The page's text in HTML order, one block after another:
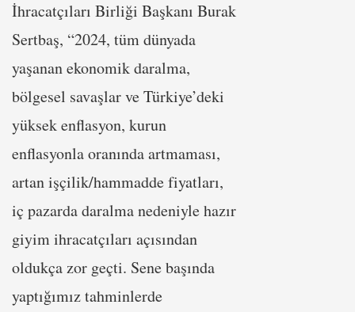
İhracatçıları Birliği Başkanı Burak
Sertbaş, “2024, tüm dünyada
yaşanan ekonomik daralma,
bölgesel savaşlar ve Türkiye’deki
yüksek enflasyon, kurun
enflasyonla oranında artmaması,
artan işçilik/hammadde fiyatları,
iç pazarda daralma nedeniyle hazır
giyim ihracatçıları açısından
oldukça zor geçti. Sene başında
yaptığımız tahminlerde